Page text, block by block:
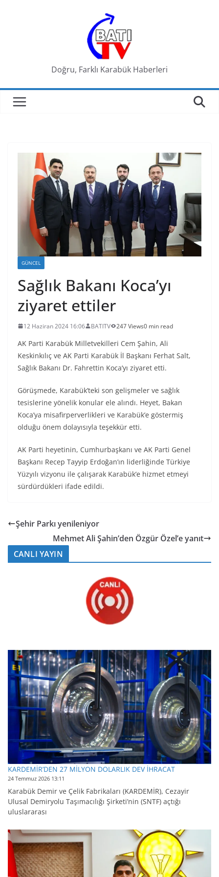
Doğru, Farklı Karabük Haberleri
GÜNCEL
Sağlık Bakanı Koca’yı
ziyaret ettiler
12 Haziran 2024 16:06 BATITV 247 Views0 min read
AK Parti Karabük Milletvekilleri Cem Şahin, Ali
Keskinkılıç ve AK Parti Karabük İl Başkanı Ferhat Salt,
Sağlık Bakanı Dr. Fahrettin Koca’yı ziyaret etti.
Görüşmede, Karabük’teki son gelişmeler ve sağlık
tesislerine yönelik konular ele alındı. Heyet, Bakan
Koca’ya misafirperverlikleri ve Karabük’e göstermiş
olduğu önem dolayısıyla teşekkür etti.
AK Parti heyetinin, Cumhurbaşkanı ve AK Parti Genel
Başkanı Recep Tayyip Erdoğan’ın liderliğinde Türkiye
Yüzyılı vizyonu ile çalışarak Karabük’e hizmet etmeyi
sürdürdükleri ifade edildi.
Şehir Parkı yenileniyor
Mehmet Ali Şahin’den Özgür Özel’e yanıt
CANLI YAYIN
KARDEMİR’DEN 27 MİLYON DOLARLIK DEV İHRACAT
24 Temmuz 2026 13:11
Karabük Demir ve Çelik Fabrikaları (KARDEMİR), Cezayir
Ulusal Demiryolu Taşımacılığı Şirketi’nin (SNTF) açtığı
uluslararası